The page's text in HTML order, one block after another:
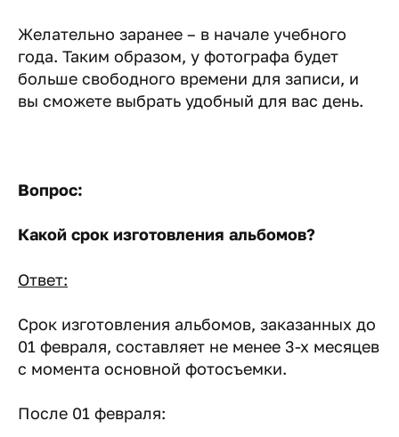
Желательно заранее – в начале учебного
года. Таким образом, у фотографа будет
больше свободного времени для записи, и
вы сможете выбрать удобный для вас день.
Вопрос:
Какой срок изготовления альбомов?
Ответ:
Срок изготовления альбомов, заказанных до
01 февраля, составляет не менее 3-х месяцев
с момента основной фотосъемки.
После 01 февраля: